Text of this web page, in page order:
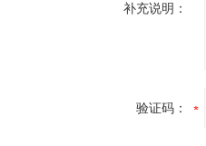
补充说明：
验证码：